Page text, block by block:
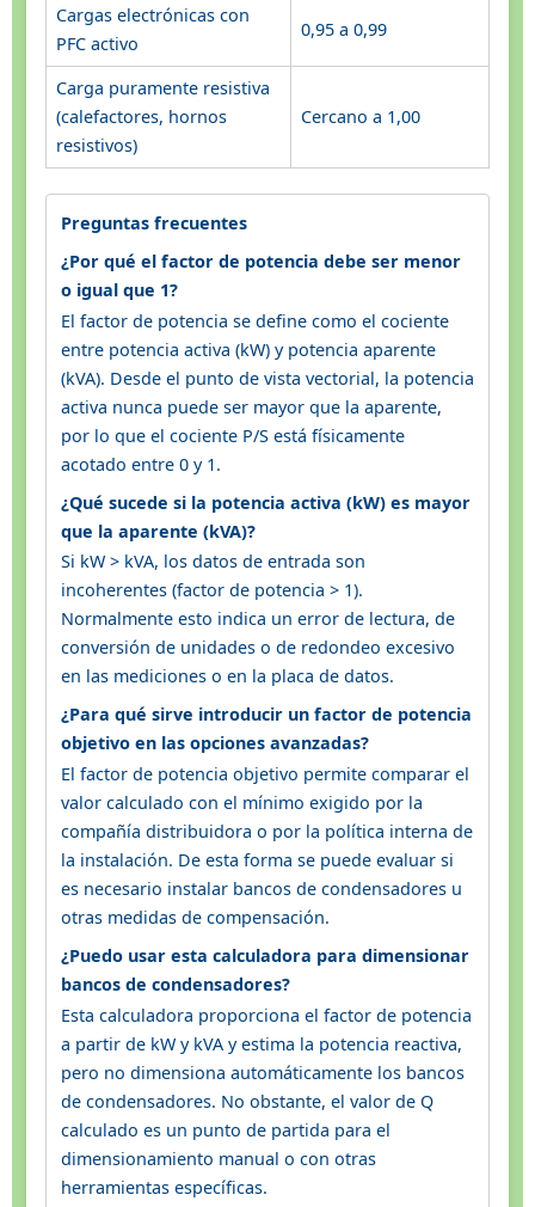
Cargas electrónicas con
PFC activo
0,95 a 0,99
Carga puramente resistiva
(calefactores, hornos
resistivos)
Cercano a 1,00
Preguntas frecuentes
¿Por qué el factor de potencia debe ser menor
o igual que 1?
El factor de potencia se define como el cociente
entre potencia activa (kW) y potencia aparente
(kVA). Desde el punto de vista vectorial, la potencia
activa nunca puede ser mayor que la aparente,
por lo que el cociente P/S está físicamente
acotado entre 0 y 1.
¿Qué sucede si la potencia activa (kW) es mayor
que la aparente (kVA)?
Si kW > kVA, los datos de entrada son
incoherentes (factor de potencia > 1).
Normalmente esto indica un error de lectura, de
conversión de unidades o de redondeo excesivo
en las mediciones o en la placa de datos.
¿Para qué sirve introducir un factor de potencia
objetivo en las opciones avanzadas?
El factor de potencia objetivo permite comparar el
valor calculado con el mínimo exigido por la
compañía distribuidora o por la política interna de
la instalación. De esta forma se puede evaluar si
es necesario instalar bancos de condensadores u
otras medidas de compensación.
¿Puedo usar esta calculadora para dimensionar
bancos de condensadores?
Esta calculadora proporciona el factor de potencia
a partir de kW y kVA y estima la potencia reactiva,
pero no dimensiona automáticamente los bancos
de condensadores. No obstante, el valor de Q
calculado es un punto de partida para el
dimensionamiento manual o con otras
herramientas específicas.